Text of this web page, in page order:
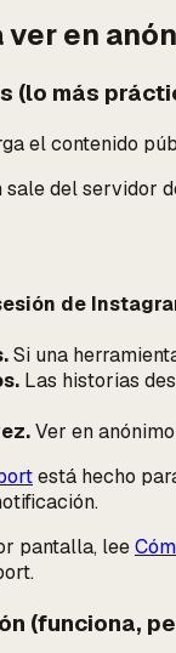
en
(lo más
el contenido
del servidor
de
Si una
Las historias
Ver en
está hecho
pantalla, lee
(funciona,